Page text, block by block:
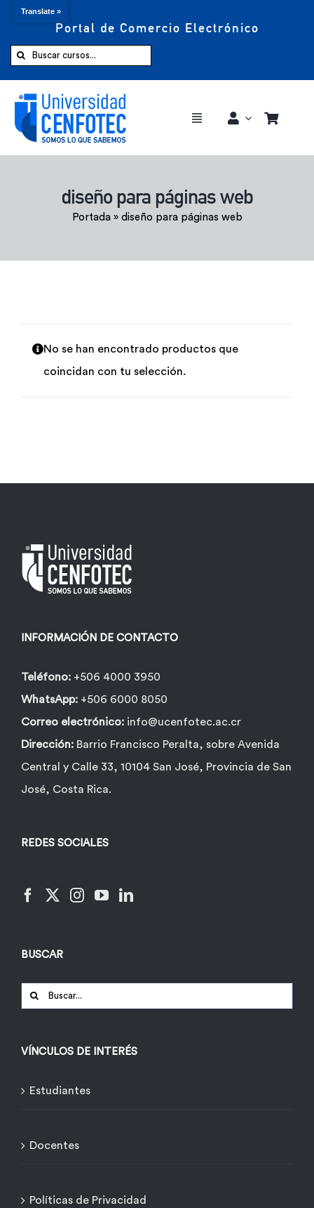
Portal de Comercio Electrónico
Buscar:
Toggle
Comprar ahora
diseño para páginas web
Portada» diseño para páginas web
No se han encontrado productos que
coincidan con tu selección.
INFORMACIÓN DE CONTACTO
Teléfono: +506 4000 3950
WhatsApp: +506 6000 8050
Correo electrónico: info@ucenfotec.ac.cr
Dirección: Barrio Francisco Peralta, sobre Avenida
Central y Calle 33, 10104 San José, Provincia de San
José, Costa Rica.
REDES SOCIALES
BUSCAR
Buscar:
VÍNCULOS DE INTERÉS
Estudiantes
Docentes
Políticas de Privacidad
Translate »